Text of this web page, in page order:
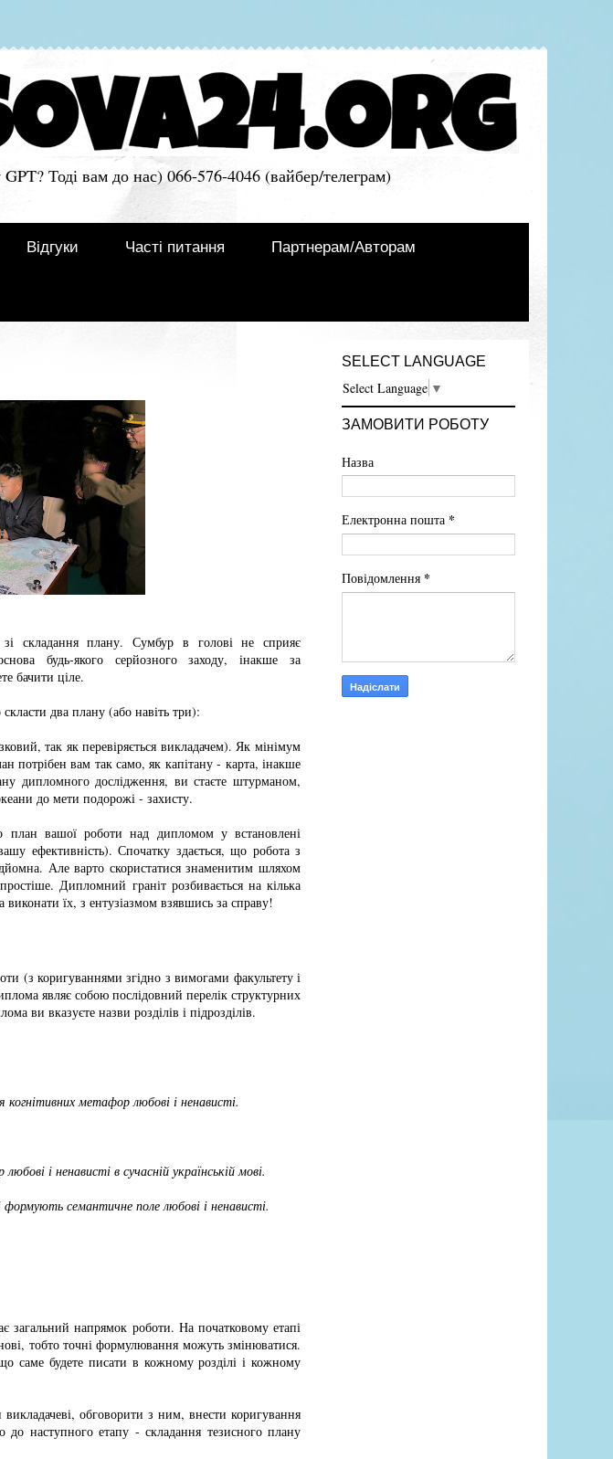
Тоді вам до нас) 066-576-4046 (вайбер/телеграм)
Відгуки Часті питання Партнерам/Авторам
складання плану. Сумбур в голові не сприяє
будь-якого серйозного заходу, інакше за
бачити ціле.
два плану (або навіть три):
так як перевіряється викладачем). Як мінімум
потрібен вам так само, як капітану - карта, інакше
дипломного дослідження, ви стаєте штурманом,
до мети подорожі - захисту.
план вашої роботи над дипломом у встановлені
ефективність). Спочатку здається, що робота з
Але варто скористатися знаменитим шляхом
Дипломний граніт розбивається на кілька
їх, з ентузіазмом взявшись за справу!
(з коригуваннями згідно з вимогами факультету і
являє собою послідовний перелік структурних
ви вказуєте назви розділів і підрозділів.
метафор любові і ненависті.
і ненависті в сучасній українській мові.
семантичне поле любові і ненависті.
загальний напрямок роботи. На початковому етапі
тобто точні формулювання можуть змінюватися.
саме будете писати в кожному розділі і кожному
обговорити з ним, внести коригування
до наступного етапу - складання тезисного плану
SELECT LANGUAGE
Select Language ▼
ЗАМОВИТИ РОБОТУ
Назва
Електронна пошта *
Повідомлення *